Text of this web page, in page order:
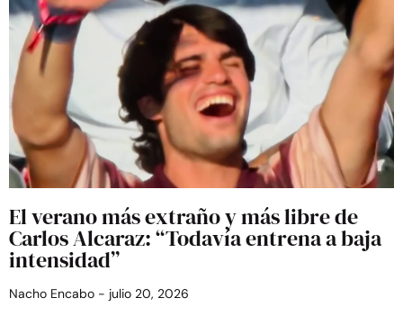
El verano más extraño y más libre de
Carlos Alcaraz: “Todavía entrena a baja
intensidad”
Nacho Encabo julio 20, 2026